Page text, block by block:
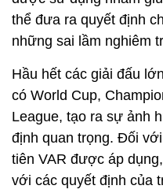
thể đưa ra quyết định
những sai lầm nghiêm
Hầu hết các giải đấu
có World Cup,
League, tạo ra sự ảnh
định quan trọng. Đối
tiên VAR được áp
với các quyết định của